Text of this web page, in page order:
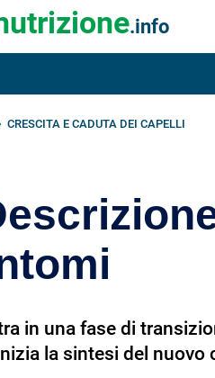
.info
CRESCITA E CADUTA DEI CAPELLI
in una fase di
la sintesi del